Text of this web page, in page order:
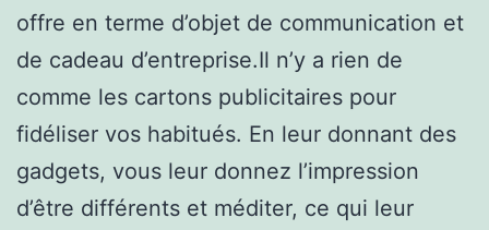
offre en terme d’objet de communication et
de cadeau d’entreprise.Il n’y a rien de
comme les cartons publicitaires pour
fidéliser vos habitués. En leur donnant des
gadgets, vous leur donnez l’impression
d’être différents et méditer, ce qui leur